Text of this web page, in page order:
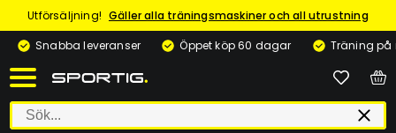
Utförsäljning! Gäller alla träningsmaskiner och all utrustning
Snabba leveranser
Öppet köp 60 dagar Träning på